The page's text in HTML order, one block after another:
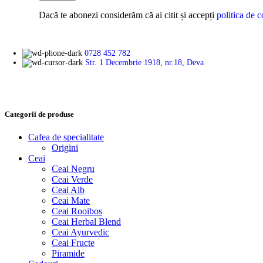
Dacă te abonezi considerăm că ai citit și accepți politica de
0728 452 782
Str. 1 Decembrie 1918, nr.18, Deva
Categorii de produse
Cafea de specialitate
Origini
Ceai
Ceai Negru
Ceai Verde
Ceai Alb
Ceai Mate
Ceai Rooibos
Ceai Herbal Blend
Ceai Ayurvedic
Ceai Fructe
Piramide